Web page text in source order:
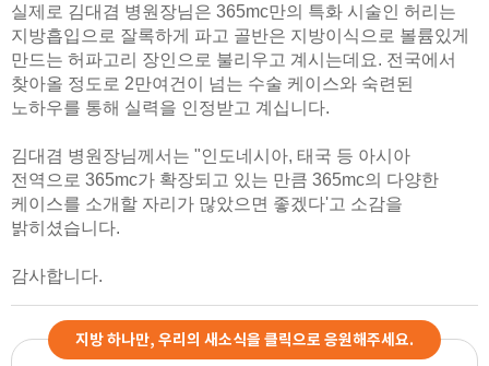
실제로 김대겸 병원장님은 365mc만의 특화 시술인 허리는
지방흡입으로 잘록하게 파고 골반은 지방이식으로 볼륨있게
만드는 허파고리 장인으로 불리우고 계시는데요. 전국에서
찾아올 정도로 2만여건이 넘는 수술 케이스와 숙련된
노하우를 통해 실력을 인정받고 계십니다.
김대겸 병원장님께서는 "인도네시아, 태국 등 아시아
전역으로 365mc가 확장되고 있는 만큼 365mc의 다양한
케이스를 소개할 자리가 많았으면 좋겠다'고 소감을
밝히셨습니다.
감사합니다.
지방 하나만, 우리의 새소식을 클릭으로 응원해주세요.